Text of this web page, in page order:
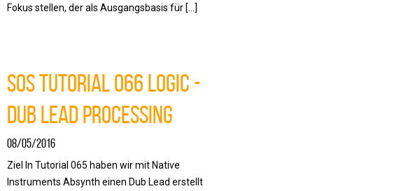
Fokus stellen, der als Ausgangsbasis für […]
SOS Tutorial 066 Logic -
Dub Lead Processing
08/05/2016
Ziel In Tutorial 065 haben wir mit Native
Instruments Absynth einen Dub Lead erstellt